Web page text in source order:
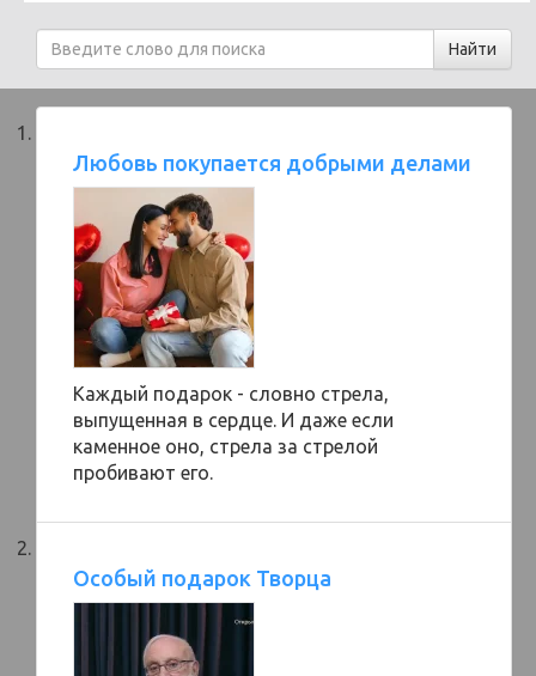
Любовь покупается добрыми делами
Каждый подарок - словно стрела,
выпущенная в сердце. И даже если
каменное оно, стрела за стрелой
пробивают его.
Особый подарок Творца